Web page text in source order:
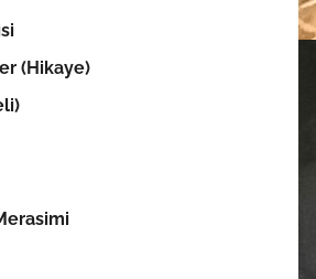
(Hikaye)